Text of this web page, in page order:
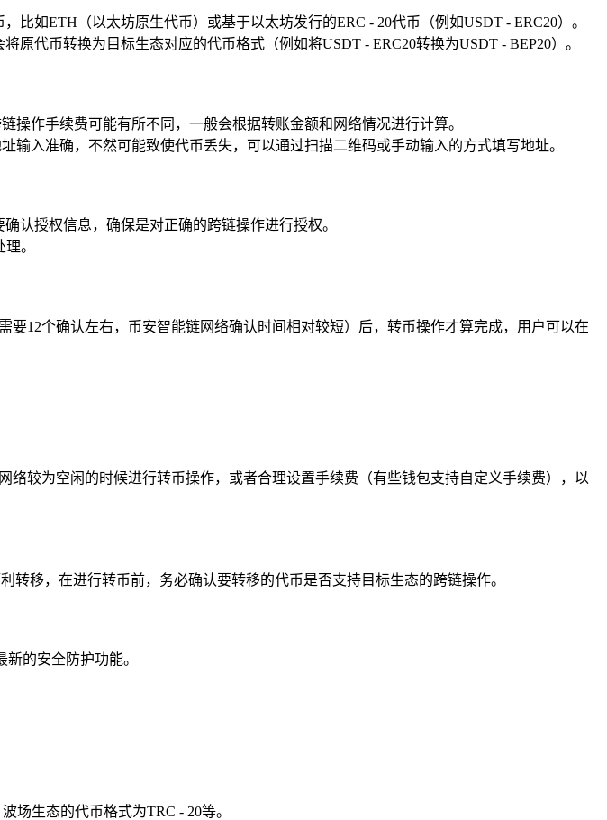
如ETH（以太坊原生代币）或基于以太坊发行的ERC - 20代币（例如USDT - ERC20）。
代币转换为目标生态对应的代币格式（例如将USDT - ERC20转换为USDT - BEP20）。
操作手续费可能有所不同，一般会根据转账金额和网络情况进行计算。
入准确，不然可能致使代币丢失，可以通过扫描二维码或手动输入的方式填写地址。
认授权信息，确保是对正确的跨链操作进行授权。
。
12个确认左右，币安智能链网络确认时间相对较短）后，转币操作才算完成，用户可以在
较为空闲的时候进行转币操作，或者合理设置手续费（有些钱包支持自定义手续费），以
移，在进行转币前，务必确认要转移的代币是否支持目标生态的跨链操作。
的安全防护功能。
场生态的代币格式为TRC - 20等。